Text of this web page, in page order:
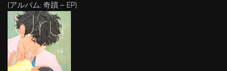
(アルバム: 奇蹟 – EP)